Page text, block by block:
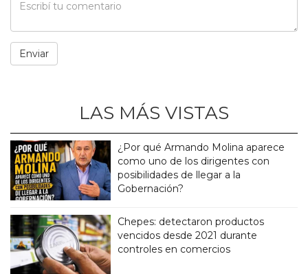
LAS MÁS VISTAS
¿Por qué Armando Molina aparece
como uno de los dirigentes con
posibilidades de llegar a la
Gobernación?
Chepes: detectaron productos
vencidos desde 2021 durante
controles en comercios